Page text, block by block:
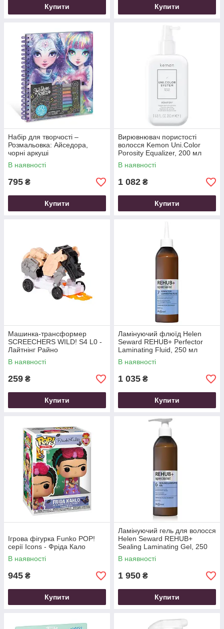
Купити Купити
Набір для творчості –
Розмальовка: Айседора,
чорні аркуші
В наявності
795 ₴
Купити
Вирювнювач пористості
волосся Kemon Uni.Color
Porosity Equalizer, 200 мл
В наявності
1 082 ₴
Купити
Машинка-трансформер
SCREECHERS WILD! S4 L0 -
Лайтнінг Райно
В наявності
259 ₴
Купити
Ламінуючий флюїд Helen
Seward REHUB+ Perfector
Laminating Fluid, 250 мл
В наявності
1 035 ₴
Купити
Ігрова фігурка Funko POP!
серії Icons - Фріда Кало
В наявності
945 ₴
Купити
Ламінуючий гель для волосся
Helen Seward REHUB+
Sealing Laminating Gel, 250
мл
В наявності
1 950 ₴
Купити